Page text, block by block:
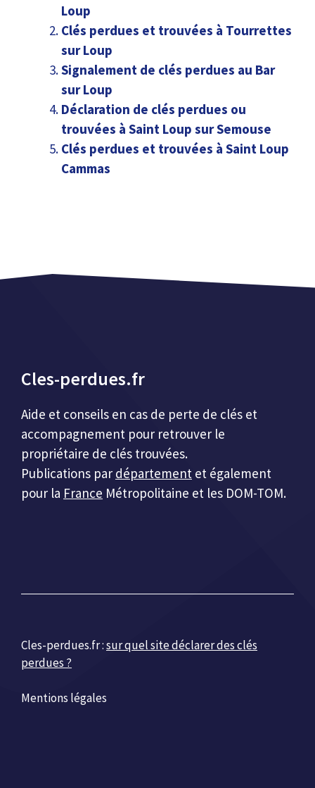
Loup
Clés perdues et trouvées à Tourrettes
sur Loup
Signalement de clés perdues au Bar
sur Loup
Déclaration de clés perdues ou
trouvées à Saint Loup sur Semouse
Clés perdues et trouvées à Saint Loup
Cammas
Cles-perdues.fr
Aide et conseils en cas de perte de clés et
accompagnement pour retrouver le
propriétaire de clés trouvées.
Publications par département et également
pour la France Métropolitaine et les DOM-TOM.
Cles-perdues.fr :sur quel site déclarer des clés
perdues ?
Mentions légales